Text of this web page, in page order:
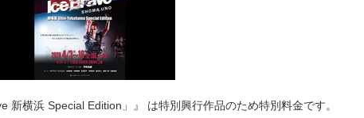
新横浜 Special Edition」』 は特別興行作品のため特別料金です。